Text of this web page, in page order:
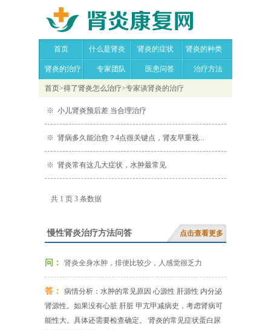
首页 什么是肾炎 肾炎的症状 肾炎的种类
肾炎的治疗 专家团队 医患问答 治疗方法
首页>得了肾炎怎么治疗>专家谈肾炎的治疗
※ 小儿肾炎预后差 当合理治疗
※ 肾病多久能治愈？4点很关键点，肾友早重视...
※ 肾炎常有这几大症状，水肿最常见
共 1 页 3 条数据
慢性肾炎治疗方法问答 点击查看更多
问： 肾炎全身水肿，排便比较少，人感觉很乏力
答： 病情分析：水肿的常见原因 心源性 肝源性 内分泌
肾源性。如果没有心脏 肝脏 甲亢甲减病史，考虑肾病可
能性大。具体还需要检查确定。 肾炎的常见症状蛋白尿